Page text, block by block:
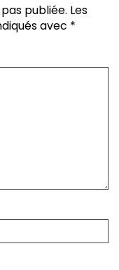
publiée. Les
avec *